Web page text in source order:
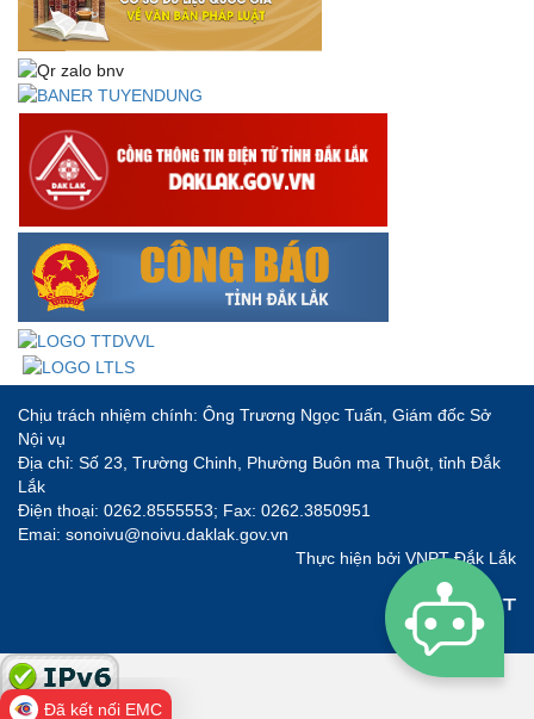
thi dân vận khéo năm 2023
Chịu trách nhiệm chính: Ông Trương Ngọc Tuấn, Giám đốc Sở
Nội vụ
Địa chỉ: Số 23, Trường Chinh, Phường Buôn ma Thuột, tỉnh Đắk
Lắk
Điện thoại: 0262.8555553; Fax: 0262.3850951
Emai: sonoivu@noivu.daklak.gov.vn
Thực hiện bởi VNPT Đắk Lắk
Đã kết nối EMC